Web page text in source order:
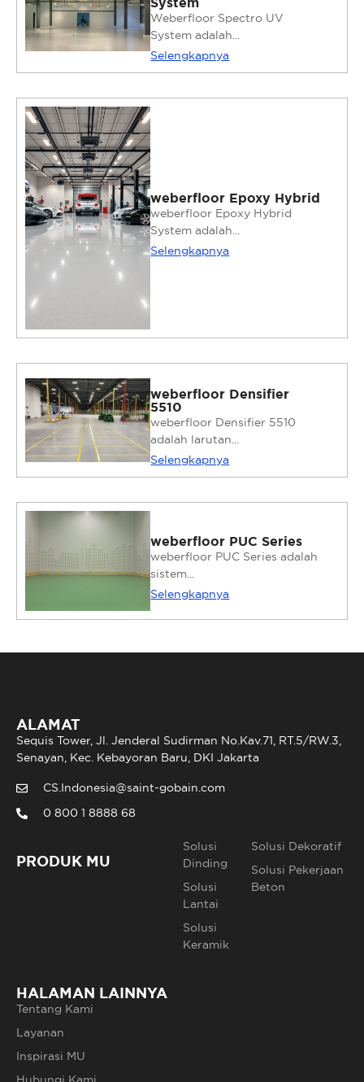
Weberfloor Spectro UV
System adalah...
Selengkapnya
weberfloor Epoxy Hybrid
weberfloor Epoxy Hybrid
System adalah...
Selengkapnya
weberfloor Densifier
5510
weberfloor Densifier 5510
adalah larutan...
Selengkapnya
weberfloor PUC Series
weberfloor PUC Series adalah
sistem...
Selengkapnya
ALAMAT
Sequis Tower, Jl. Jenderal Sudirman No.Kav.71, RT.5/RW.3,
Senayan, Kec. Kebayoran Baru, DKI Jakarta
CS.Indonesia@saint-gobain.com
0 800 1 8888 68
PRODUK MU
Solusi
Dinding
Solusi
Lantai
Solusi
Keramik
Solusi Dekoratif
Solusi Pekerjaan
Beton
HALAMAN LAINNYA
Tentang Kami
Layanan
Inspirasi MU